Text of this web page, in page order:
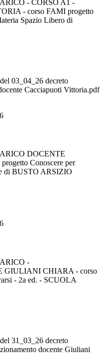
- CORSO A1 -
- corso FAMI progetto
Spazio Libero di
03_04_26 decreto
Cacciapuoti Vittoria.pdf
DOCENTE
Conoscere per
di BUSTO ARSIZIO
-
GIULIANI CHIARA - corso
- 2a ed. - SCUOLA
31_03_26 decreto
docente Giuliani